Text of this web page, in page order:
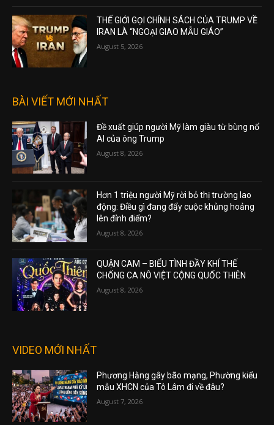
THẾ GIỚI GỌI CHÍNH SÁCH CỦA TRUMP VỀ
IRAN LÀ “NGOẠI GIAO MẪU GIÁO”
August 5, 2026
BÀI VIẾT MỚI NHẤT
Đề xuất giúp người Mỹ làm giàu từ bùng nổ
AI của ông Trump
August 8, 2026
Hơn 1 triệu người Mỹ rời bỏ thị trường lao
động: Điều gì đang đẩy cuộc khủng hoảng
lên đỉnh điểm?
August 8, 2026
QUẬN CAM – BIỂU TÌNH ĐẦY KHÍ THẾ
CHỐNG CA NÔ VIỆT CỘNG QUỐC THIÊN
August 8, 2026
VIDEO MỚI NHẤT
Phương Hằng gây bão mạng, Phường kiểu
mẫu XHCN của Tô Lâm đi về đâu?
August 7, 2026